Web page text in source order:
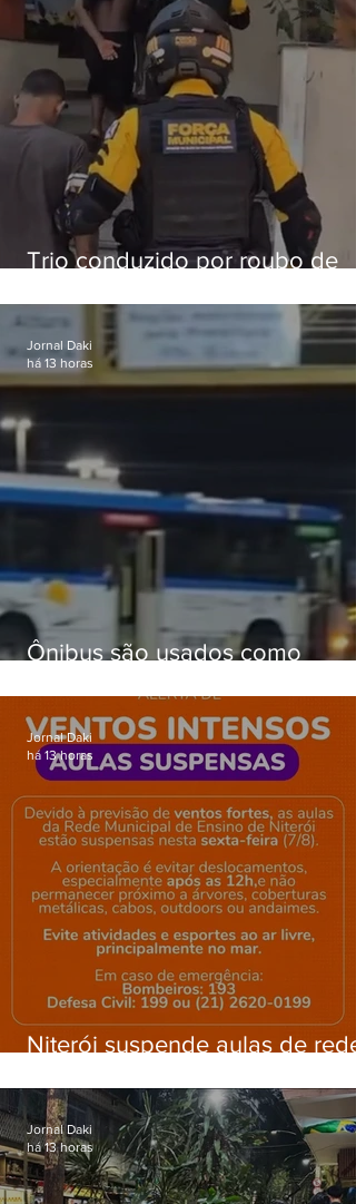
Trio conduzido por roubo de
passagens
Ônibus são usados como
Gardênia Azul
Jornal Daki
há 13 horas
Niterói suspende aulas de rede
ventos fortes nesta sexta (7)
Jornal Daki
há 13 horas
Jornal Daki
há 13 horas